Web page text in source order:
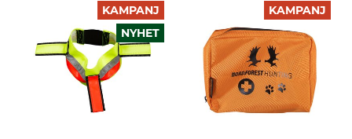
KAMPANJ
NYHET
KAMPANJ